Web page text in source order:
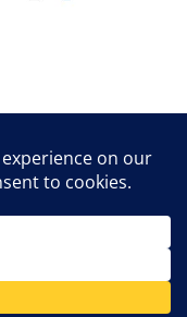
• Készült